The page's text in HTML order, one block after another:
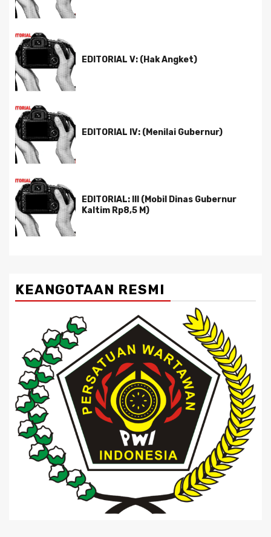
EDITORIAL V: (Hak Angket)
EDITORIAL IV: (Menilai Gubernur)
EDITORIAL: III (Mobil Dinas Gubernur
Kaltim Rp8,5 M)
KEANGOTAAN RESMI